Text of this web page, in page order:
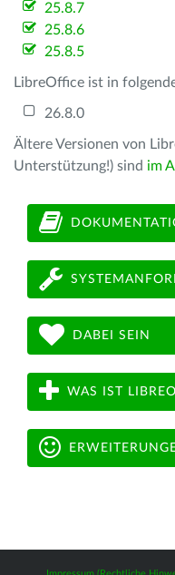
25.8.7
25.8.6
25.8.5
LibreOffice ist in
26.8.0
Ältere Versionen von
Unterstützung!) sind im
DABEI SEIN
WAS IST